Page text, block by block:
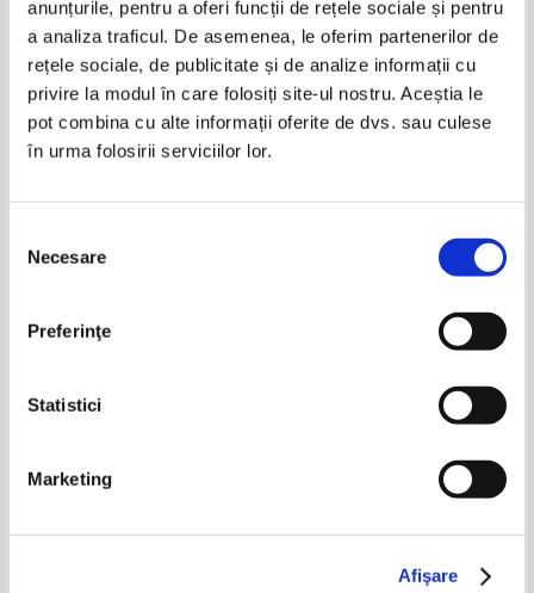
anunțurile, pentru a oferi funcții de rețele sociale și pentru
a analiza traficul. De asemenea, le oferim partenerilor de
rețele sociale, de publicitate și de analize informații cu
privire la modul în care folosiți site-ul nostru. Aceștia le
pot combina cu alte informații oferite de dvs. sau culese
în urma folosirii serviciilor lor.
consimțământului
Necesare
Preferinţe
Statistici
Marketing
Afişare
Produse din aceeasi categorie
-15%
Georges Bataille - Istoria
Adaugă în coș
Yuval Noah Harari - 21 de lectii
-15%